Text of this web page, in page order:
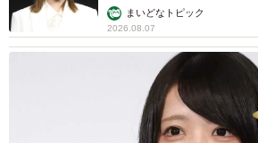
まいどなトピック
2026.08.07